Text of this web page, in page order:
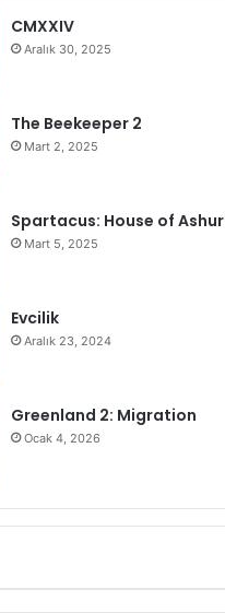
CMXXIV
Aralık 30, 2025
The Beekeeper 2
Mart 2, 2025
Spartacus: House of Ashur
Mart 5, 2025
Evcilik
Aralık 23, 2024
Greenland 2: Migration
Ocak 4, 2026